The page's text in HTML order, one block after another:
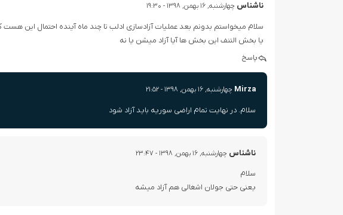
ناشناس چهارشنبه, ۱۶ بهمن, ۱۳۹۸ - ۱۹:۳۰
سلام میخواستم بدونم بعد عملیات آزادسازی ادلب تا چند ماه آینده احتمال این
یا بخش التنف این بخش ها آیا آزاد میشن یا نه
پاسخ
Mirza چهارشنبه, ۱۶ بهمن, ۱۳۹۸ - ۲۱:۵۲
سلام. در نهایت تمام اراضی سوریه باید آزاد شود
ناشناس چهارشنبه, ۱۶ بهمن, ۱۳۹۸ - ۲۳:۴۷
سلام
یعنی حتی جولان اشغالی هم آزاد میشه